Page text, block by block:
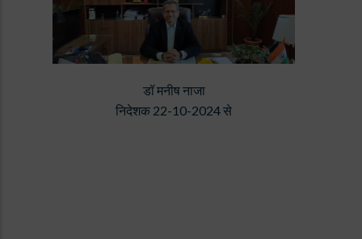
डॉ मनीष नाजा
निदेशक 22-10-2024से